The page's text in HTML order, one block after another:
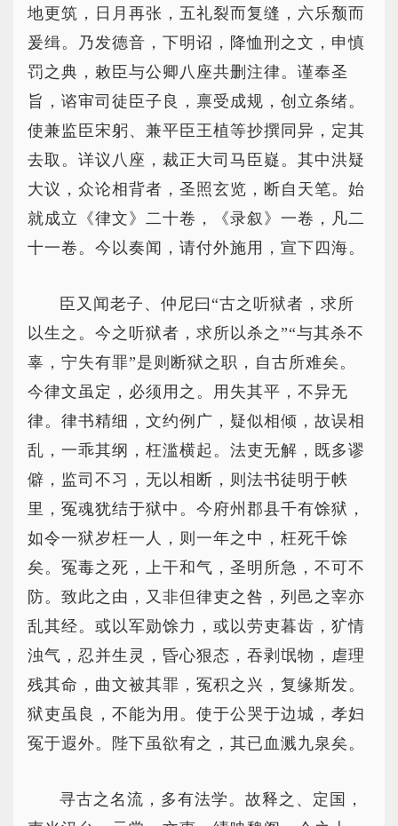
地更筑，日月再张，五礼裂而复缝，六乐颓而
爰缉。乃发德音，下明诏，降恤刑之文，申慎
罚之典，敕臣与公卿八座共删注律。谨奉圣
旨，谘审司徒臣子良，禀受成规，创立条绪。
使兼监臣宋躬、兼平臣王植等抄撰同异，定其
去取。详议八座，裁正大司马臣嶷。其中洪疑
大议，众论相背者，圣照玄览，断自天笔。始
就成立《律文》二十卷，《录叙》一卷，凡二
十一卷。今以奏闻，请付外施用，宣下四海。
臣又闻老子、仲尼曰“古之听狱者，求所
以生之。今之听狱者，求所以杀之”“与其杀不
辜，宁失有罪”是则断狱之职，自古所难矣。
今律文虽定，必须用之。用失其平，不异无
律。律书精细，文约例广，疑似相倾，故误相
乱，一乖其纲，枉滥横起。法吏无解，既多谬
僻，监司不习，无以相断，则法书徒明于帙
里，冤魂犹结于狱中。今府州郡县千有馀狱，
如令一狱岁枉一人，则一年之中，枉死千馀
矣。冤毒之死，上干和气，圣明所急，不可不
防。致此之由，又非但律吏之咎，列邑之宰亦
乱其经。或以军勋馀力，或以劳吏暮齿，犷情
浊气，忍并生灵，昏心狠态，吞剥氓物，虐理
残其命，曲文被其罪，冤积之兴，复缘斯发。
狱吏虽良，不能为用。使于公哭于边城，孝妇
冤于遐外。陛下虽欲宥之，其已血溅九泉矣。
寻古之名流，多有法学。故释之、定国，